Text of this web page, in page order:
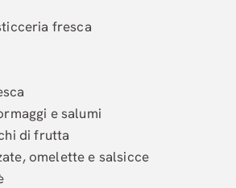
Palace Zingonia è comodo per i
Palace Zingonia è strategicamente
fresca
e salumi
di frutta
omelette e salsicce